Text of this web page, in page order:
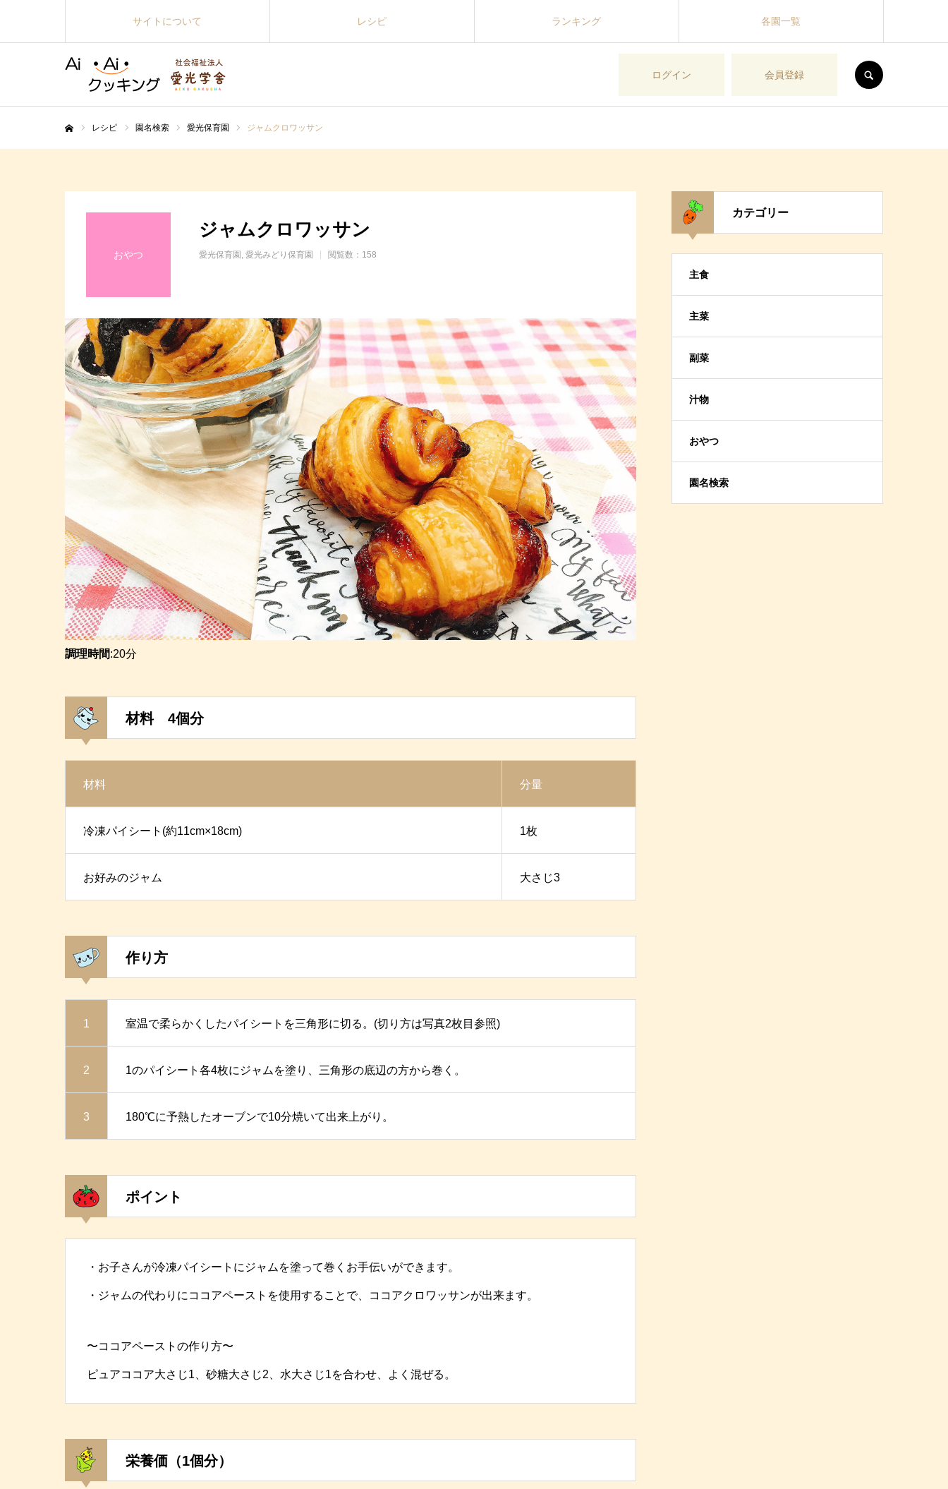
ログイン 会員登録
サイトについて レシピ ランキング 各園一覧
レシピ 園名検索 愛光保育園 ジャムクロワッサン
おやつ
ジャムクロワッサン
愛光保育園 愛光みどり保育園 閲覧数：158
調理時間:20分
材料 4個分
材料 分量
冷凍パイシート(約11cm×18cm) 1枚
お好みのジャム 大さじ3
作り方
1 室温で柔らかくしたパイシートを三角形に切る。(切り方は写真2枚目参照)
2 1のパイシート各4枚にジャムを塗り、三角形の底辺の方から巻く。
3 180℃に予熱したオーブンで10分焼いて出来上がり。
ポイント
・お子さんが冷凍パイシートにジャムを塗って巻くお手伝いができます。
・ジャムの代わりにココアペーストを使用することで、ココアクロワッサンが出来ます。
〜ココアペーストの作り方〜
ピュアココア大さじ1、砂糖大さじ2、水大さじ1を合わせ、よく混ぜる。
栄養価（1個分）
カテゴリー
主食
主菜
副菜
汁物
おやつ
園名検索